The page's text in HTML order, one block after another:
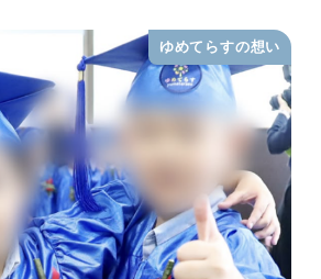
ゆめてらすの想い